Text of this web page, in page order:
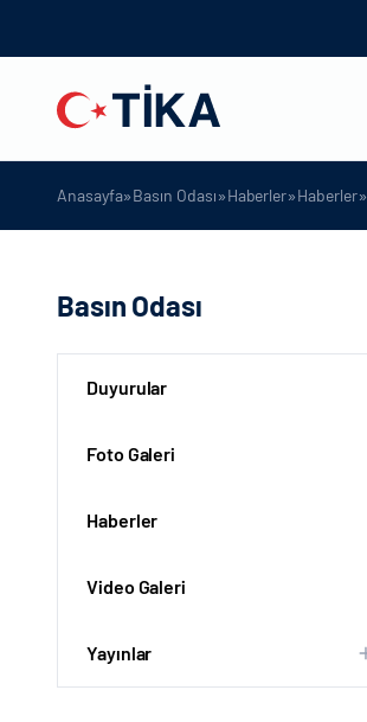
Anasayfa»Basın Odası»Haberler»Haberler»
Basın Odası
Duyurular
Foto Galeri
Haberler
Video Galeri
Yayınlar